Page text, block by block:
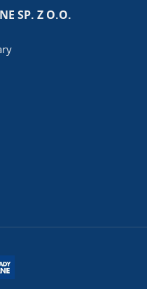
SP. Z O.O.